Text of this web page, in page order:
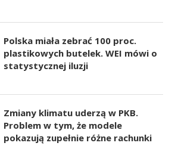
Polska miała zebrać 100 proc.
plastikowych butelek. WEI mówi o
statystycznej iluzji
Zmiany klimatu uderzą w PKB.
Problem w tym, że modele
pokazują zupełnie różne rachunki